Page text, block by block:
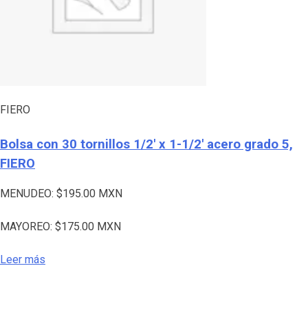
FIERO
Bolsa con 30 tornillos 1/2′ x 1-1/2′ acero grado 5,
FIERO
MENUDEO: $195.00 MXN
MAYOREO: $175.00 MXN
Leer más